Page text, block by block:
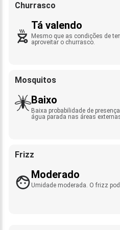
Churrasco
Tá valendo
Mesmo que as condições de
aproveitar o churrasco.
Mosquitos
Baixo
Baixa probabilidade de
água parada nas áreas
Frizz
Moderado
Umidade moderada. O frizz